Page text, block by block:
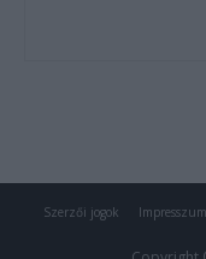
Szerzői jogok Impresszum